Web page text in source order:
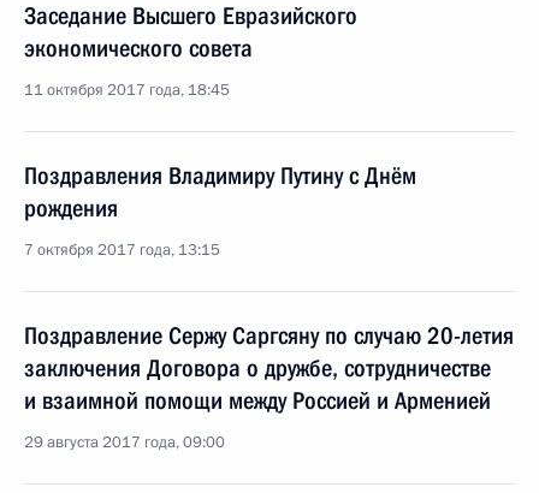
Заседание Высшего Евразийского
экономического совета
11 октября 2017 года, 18:45
Поздравления Владимиру Путину с Днём
рождения
7 октября 2017 года, 13:15
Поздравление Сержу Саргсяну по случаю 20-летия
заключения Договора о дружбе, сотрудничестве
и взаимной помощи между Россией и Арменией
29 августа 2017 года, 09:00